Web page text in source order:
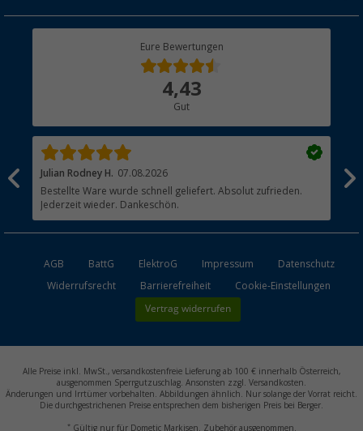
Rücksendung
Eure Bewertungen
4,43
Gut
Julian Rodney H. 07.08.2026
Bestellte Ware wurde schnell geliefert. Absolut zufrieden.
Jederzeit wieder. Dankeschön.
??
AGB BattG ElektroG Impressum
Datenschutz
Widerrufsrecht
Barrierefreiheit Cookie-Einstellungen
Vertrag widerrufen
Alle Preise inkl. MwSt., versandkostenfreie Lieferung ab 100 € innerhalb Österreich,
ausgenommen Sperrgutzuschlag. Ansonsten zzgl. Versandkosten.
Änderungen und Irrtümer vorbehalten. Abbildungen ähnlich. Nur solange der Vorrat reicht.
Die durchgestrichenen Preise entsprechen dem bisherigen Preis bei Berger.
*Gültig nur für Dometic Markisen. Zubehör ausgenommen.